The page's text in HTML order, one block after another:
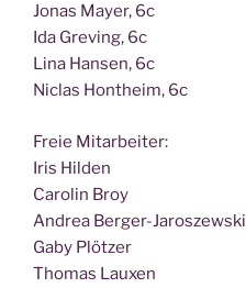
Jonas May­er, 6c
Ida Gre­ving, 6c
Lina Han­sen, 6c
Nic­las Hont­heim, 6c
Freie Mit­ar­bei­ter:
Iris Hilden
Caro­lin Broy
Andrea Berger-Jaroszewski
Gaby Plötzer
Tho­mas Lauxen